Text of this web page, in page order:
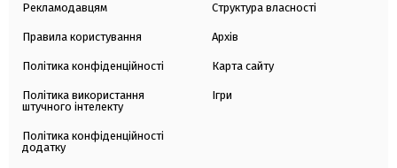
Рекламодавцям
Правила користування
Політика конфіденційності
Політика використання
штучного інтелекту
Політика конфіденційності
додатку
Структура власності
Архів
Карта сайту
Ігри